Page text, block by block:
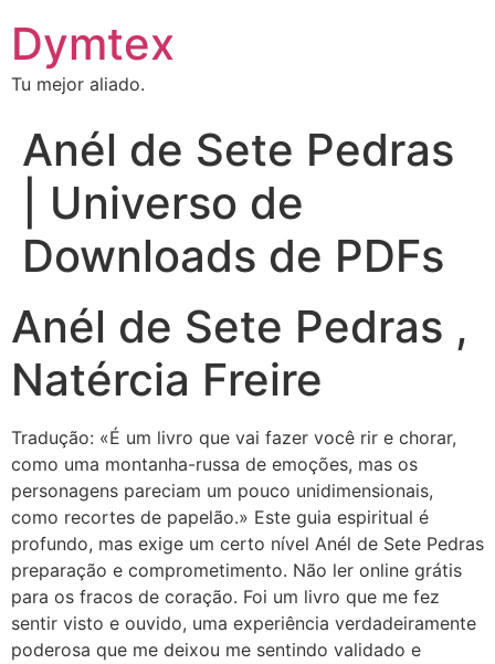
Dymtex
Tu mejor aliado.
Anél de Sete Pedras
| Universo de
Downloads de PDFs
Anél de Sete Pedras ,
Natércia Freire
Tradução: «É um livro que vai fazer você rir e chorar,
como uma montanha-russa de emoções, mas os
personagens pareciam um pouco unidimensionais,
como recortes de papelão.» Este guia espiritual é
profundo, mas exige um certo nível Anél de Sete Pedras
preparação e comprometimento. Não ler online grátis
para os fracos de coração. Foi um livro que me fez
sentir visto e ouvido, uma experiência verdadeiramente
poderosa que me deixou me sentindo validado e